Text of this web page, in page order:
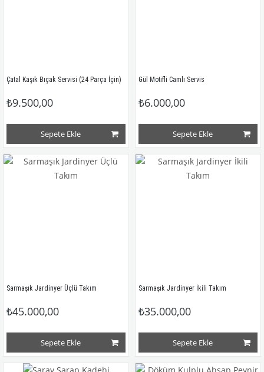
Çatal Kaşık Bıçak Servisi (24 Parça İçin)
₺9.500,00
Sepete Ekle
Gül Motifli Camlı Servis
₺6.000,00
Sepete Ekle
Sarmaşık Jardinyer Üçlü Takım
₺45.000,00
Sepete Ekle
Sarmaşık Jardinyer İkili Takım
₺35.000,00
Sepete Ekle